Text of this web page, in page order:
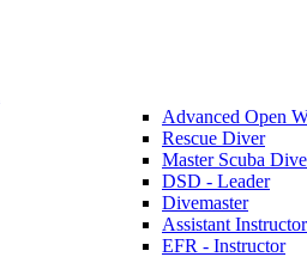
Advanced Open
Rescue Diver
Master Scuba
DSD - Leader
Divemaster
Assistant Instructor
EFR - Instructor